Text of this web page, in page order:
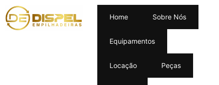
Home Sobre Nós
Equipamentos
Locação Peças